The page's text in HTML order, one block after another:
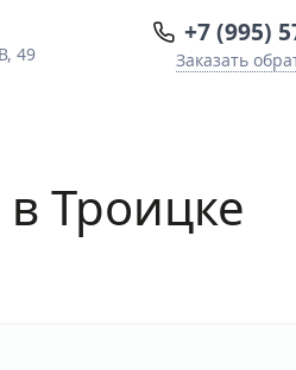
49
+7 (995)
Заказать
в Троицке